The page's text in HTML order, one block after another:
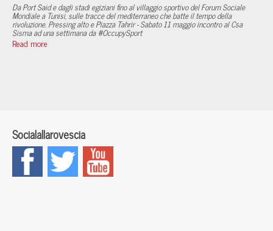
Da Port Said e dagli stadi egiziani fino al villaggio sportivo del Forum Sociale
Mondiale a Tunisi, sulle tracce del mediterraneo che batte il tempo della
rivoluzione. Pressing alto e Piazza Tahrir - Sabato 11 maggio incontro al Csa
Sisma ad una settimana da #OccupySport
Read more
Socialallarovescia